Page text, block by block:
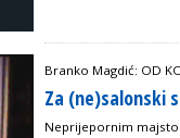
Branko Magdić: OD
Za (ne)salonski
Neprijepornim